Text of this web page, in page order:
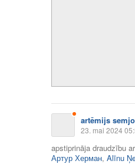
artēmijs
23. mai 2024
apstiprināja draudzību ar
Артур Херман, Alīnu